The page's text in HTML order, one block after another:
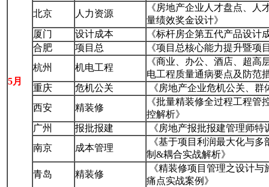
5月
北京
人力资源
《房地产企业人才盘点、
量绩效奖金设计》
厦门
设计成本
《标杆房企第五代产品设计
合肥
项目总
《项目总核心能力提升暨项
杭州
机电工程
《商业、办公、酒店、超
电工程质量通病要点及防范
重庆
危机公关
《房地产企业危机公关、
西安
精装修
《批量精装修全过程工程
控解析》
广州
报批报建
《房地产报批报建管理师特
南京
成本管理
《基于项目利润最大化与
制&耦合实战解析》
青岛
精装修
《精装修项目管理之设计
痛点实战案例》